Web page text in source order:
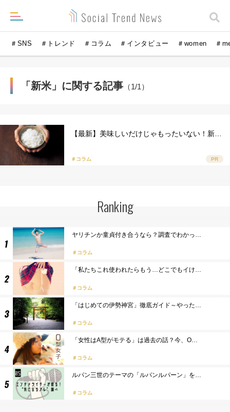
＃SNS ＃トレンド ＃コラム ＃インタビュー ＃women ＃
「新米」に関する記事 （1/1）
【最新】美味しいだけじゃもったいない！新…
＃コラム PR
Ranking
ヤリチンか童貞付き合うなら？調査でわかっ…
コラム
「私たちこれ使われたらもう…どこでもイけ…
コラム
「はじめての伊勢神宮」徹底ガイド～やった…
コラム
「女性はA型がモテる」は過去の話？今、O…
コラム
ルパン三世のテーマの「ルパンルパーン」を…
コラム